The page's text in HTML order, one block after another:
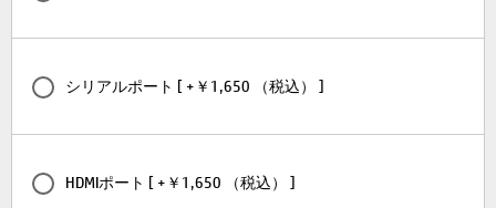
シリアルポート [ +￥1,650 （税込） ]
HDMIポート [ +￥1,650 （税込） ]